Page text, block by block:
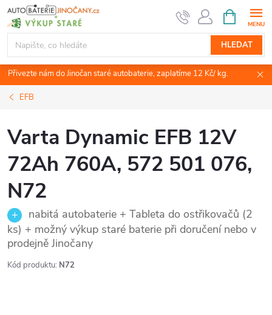
Přejít
na
obsah
HLEDAT
NÁKUPNÍ
KOŠÍK
Přivezte nám do Jinočan staré autobaterie, zaplatíme 12 Kč/ kg.
EFB
Varta Dynamic EFB 12V
72Ah 760A, 572 501 076,
N72
nabitá autobaterie + Tableta do ostřikovačů (2
ks) + možný výkup staré baterie při doručení nebo v
prodejně Jinočany
Kód produktu: N72